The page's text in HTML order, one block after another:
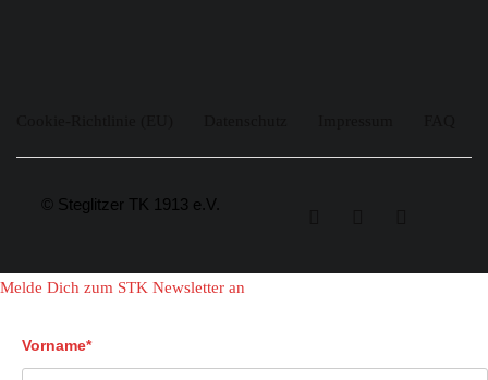
© Steglitzer TK 1913 e.V.
Melde Dich zum STK Newsletter an
Vorname*